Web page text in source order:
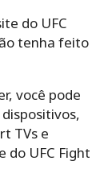
do UFC
tenha feito
você pode
TVs e
do UFC Fight